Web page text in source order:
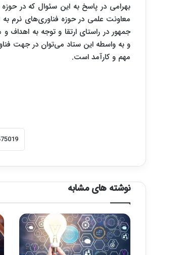
بهرامی در پاسخ به این سئوال که در
معاونت علمی در حوزه فناوری‌های نرم
جمهور در راستای ارتقا و توجه به اهداف
و به واسطه این ستاد می‌توان در جهت
مهم و کارآمد است.
نوشته های مشابه